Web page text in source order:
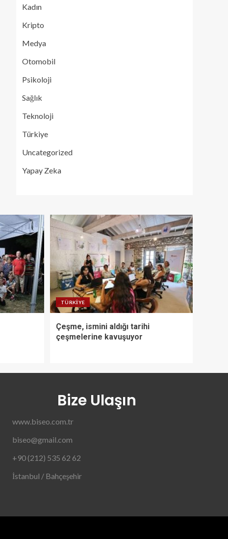
Kadın
Kripto
Medya
Otomobil
Psikoloji
Sağlık
Teknoloji
Türkiye
Uncategorized
Yapay Zeka
TÜRKIYE
Çeşme, ismini aldığı tarihi
çeşmelerine kavuşuyor
Bize Ulaşın
www.biseo.com.tr
biseo@gmail.com
+90 (212) 535 62 62
İstanbul / Bahçeşehir